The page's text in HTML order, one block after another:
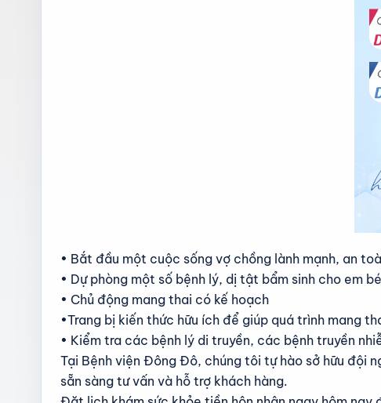
• Bắt đầu một cuộc sống vợ chồng lành mạnh, an
• Dự phòng một số bệnh lý, dị tật bẩm sinh cho em
• Chủ động mang thai có kế hoạch
•Trang bị kiến thức hữu ích để giúp quá trình mang
• Kiểm tra các bệnh lý di truyền, các bệnh truyền
Tại Bệnh viện Đông Đô, chúng tôi tự hào sở hữu đội
sẵn sàng tư vấn và hỗ trợ khách hàng.